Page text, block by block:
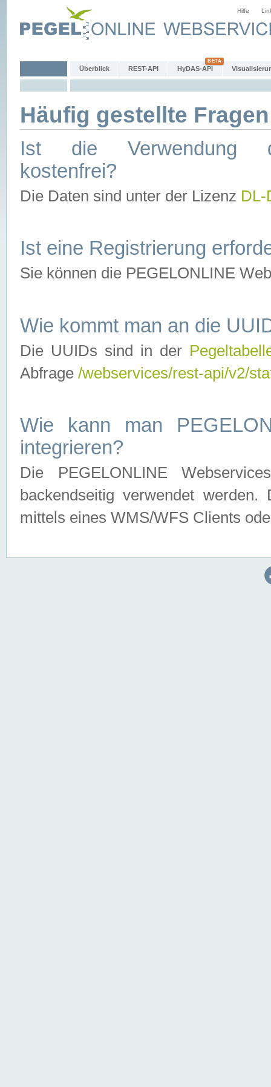
Hilfe
Überblick REST-API HyDAS-API
Häufig gestellte
Ist die Verwendung
kostenfrei?
Die Daten sind unter der Lizenz
Ist eine Registrierung
Sie können die PEGELONLINE
Wie kommt man an die
Die UUIDs sind in der
Abfrage /webservices/rest-api/v2/
Wie kann man
integrieren?
Die PEGELONLINE
backendseitig verwendet
mittels eines WMS/WFS Clients